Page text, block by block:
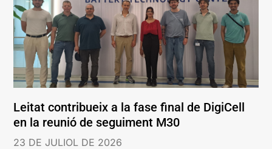
Leitat contribueix a la fase final de DigiCell
en la reunió de seguiment M30
23 DE JULIOL DE 2026